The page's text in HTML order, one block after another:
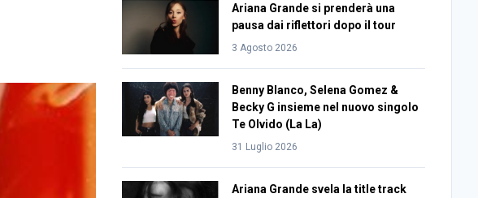
Ariana Grande si prenderà una
pausa dai riflettori dopo il tour
3 Agosto 2026
Benny Blanco, Selena Gomez &
Becky G insieme nel nuovo singolo
Te Olvido (La La)
31 Luglio 2026
Ariana Grande svela la title track